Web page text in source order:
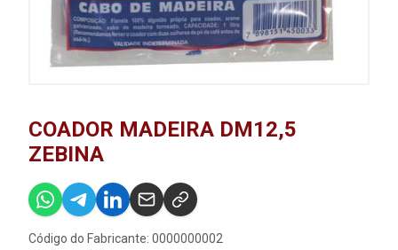
COADOR MADEIRA DM12,5
ZEBINA
Código do Fabricante: 0000000002